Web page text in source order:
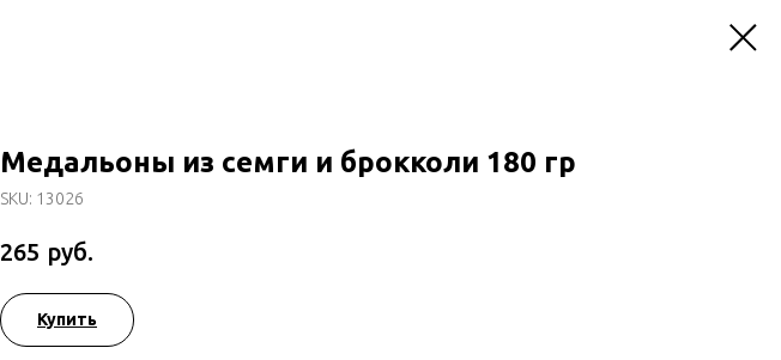
Медальоны из семги и брокколи 180 гр
SKU: 13026
265 руб.
Купить